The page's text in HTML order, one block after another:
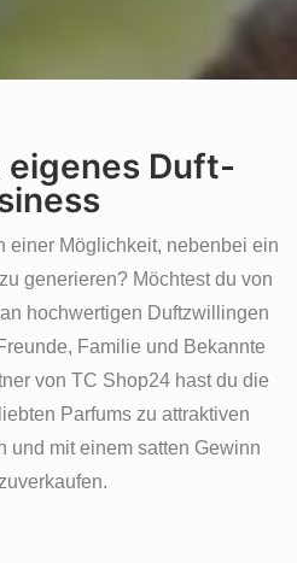
Duft-
einer Möglichkeit, nebenbei ein
generieren? Möchtest du von
hochwertigen Duftzwillingen
Familie und Bekannte
von TC Shop24 hast du die
Parfums zu attraktiven
und mit einem satten Gewinn